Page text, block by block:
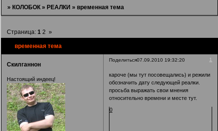
»КОЛОБОК »РЕАЛКИ »временная тема
временная тема
Страница:1 2 »
Поделиться 1
07.09.2010 19:32:20
Скилганнон
Настоящий индеец!
кароче (мы тут посовещались) и режили
обозначить дату следующей реалки.
просьба выражать свои мнения
относительно времени и месте тут.
0